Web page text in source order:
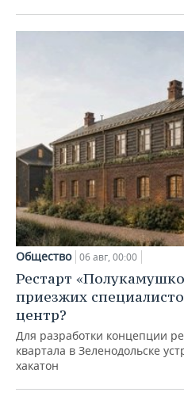
Общество 06 авг, 00:00
Рестарт
приезжих
центр?
Для разработки концепции
квартала в Зеленодольске
хакатон